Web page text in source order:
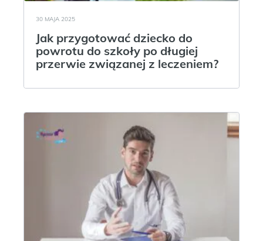
30 MAJA 2025
Jak przygotować dziecko do
powrotu do szkoły po długiej
przerwie związanej z leczeniem?